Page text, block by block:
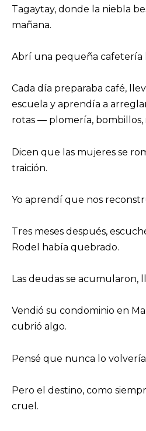
Tagaytay, donde la niebla
mañana.
Abrí una pequeña cafetería
Cada día preparaba café,
escuela y aprendía a
rotas — plomería, bombillos,
Dicen que las mujeres se
traición.
Yo aprendí que nos
Tres meses después,
Rodel había quebrado.
Las deudas se acumularon,
Vendió su condominio en
cubrió algo.
Pensé que nunca lo volvería
Pero el destino, como
cruel.